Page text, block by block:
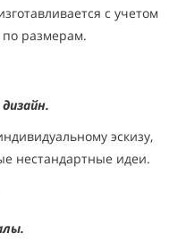
с учетом
размерам.
эскизу,
нестандартные идеи.